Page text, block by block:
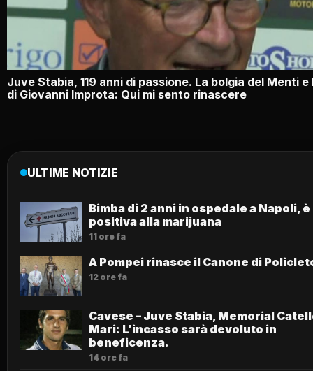
Juve Stabia, 119 anni di passione. La bolgia del Menti e
di Giovanni Improta: Qui mi sento rinascere
ULTIME NOTIZIE
Bimba di 2 anni in ospedale a Napoli, è
positiva alla marijuana
11 ore fa
A Pompei rinasce il Canone di
12 ore fa
Cavese – Juve Stabia, Memorial
Mari: L’incasso sarà devoluto in
beneficenza.
14 ore fa